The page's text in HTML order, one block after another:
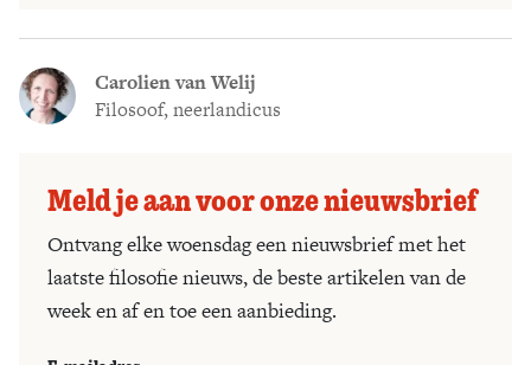
Carolien van Welij
Filosoof, neerlandicus
Meld je aan voor onze nieuwsbrief
Ontvang elke woensdag een nieuwsbrief met het
laatste filosofie nieuws, de beste artikelen van de
week en af en toe een aanbieding.